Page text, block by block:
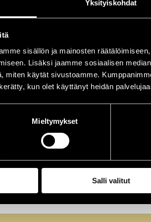
Yksityiskohdat
sisällön ja mainosten
Lisäksi jaamme sosiaalisen
miten käytät sivustoamme.
kun olet käyttänyt heidän
Mieltymykset
Salli valitut